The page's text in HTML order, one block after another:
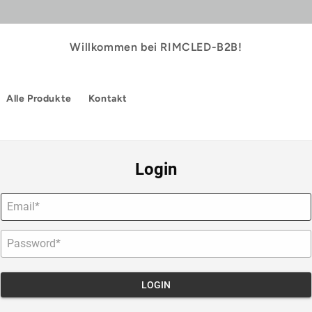
Willkommen bei RIMCLED-B2B!
Alle Produkte Kontakt